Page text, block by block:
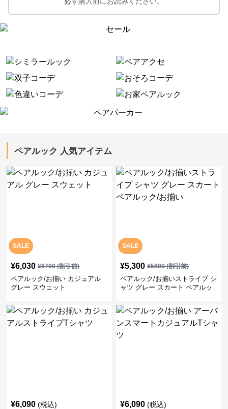
ペアルック 人気アイテム
SALE
¥6,030 ¥6700(割引前)
ペアルック/お揃い カジュアル
グレー スウェット
SALE
¥5,300 ¥5890(割引前)
ペアルック/お揃いストライプ シ
ャツ グレー スカート ペアルッ
¥6,090 (税込) ¥6,090 (税込)